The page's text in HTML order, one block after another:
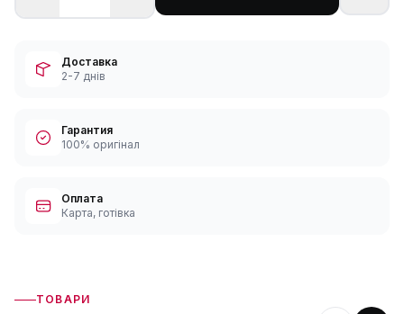
Доставка
2-7 днів
Гарантия
100% оригінал
Оплата
Карта, готівка
ТОВАРИ